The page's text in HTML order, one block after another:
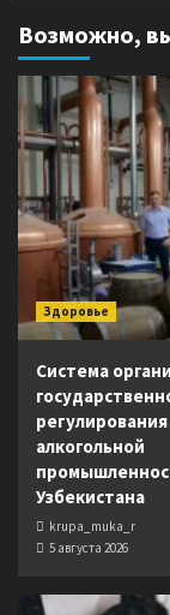
Возможно,
Здоровье
Система
регулирования
алкогольной
Узбекистана
krupa_muka_r
5 августа 2026